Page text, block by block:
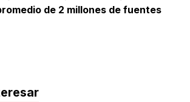
de 2 millones de fuentes